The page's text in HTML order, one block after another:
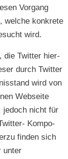
Vor­gang
welche konkrete
wird.
die Twit­ter hier­
durch Twit­ter
wird von
Web­seite
jedoch nicht für
Kom­po­
find­en sich
unter